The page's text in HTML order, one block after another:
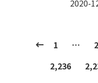
2020-
1 …
2,236